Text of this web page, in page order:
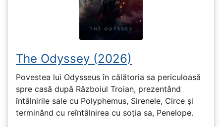
The Odyssey (2026)
Povestea lui Odysseus în călătoria sa periculoasă
spre casă după Războiul Troian, prezentând
întâlnirile sale cu Polyphemus, Sirenele, Circe și
terminând cu reîntâlnirea cu soția sa, Penelope.